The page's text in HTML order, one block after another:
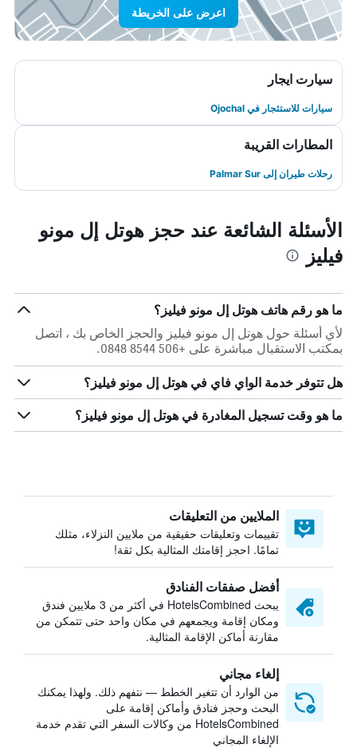
اعرض على الخريطة
سيارت ايجار
سيارات للاستئجار في Ojochal
المطارات القريبة
رحلات طيران إلى Palmar Sur
الأسئلة الشائعة عند حجز هوتل إل مونو
فيليز
ما هو رقم هاتف هوتل إل مونو فيليز؟
لأي أسئلة حول هوتل إل مونو فيليز والحجز الخاص بك ، اتصل
بمكتب الاستقبال مباشرة على +506 8544 0848.
هل تتوفر خدمة الواي فاي في هوتل إل مونو فيليز؟
ما هو وقت تسجيل المغادرة في هوتل إل مونو فيليز؟
الملايين من التعليقات
تقييمات وتعليقات حقيقية من ملايين النزلاء، مثلك
تمامًا. احجز إقامتك المثالية بكل ثقة!
أفضل صفقات الفنادق
يبحث HotelsCombined في أكثر من 3 ملايين فندق
ومكان إقامة ويجمعهم في مكان واحد حتى تتمكن من
مقارنة أماكن الإقامة المثالية.
إلغاء مجاني
من الوارد أن تتغير الخطط — نتفهم ذلك. ولهذا يمكنك
البحث وحجز فنادق وأماكن إقامة على
HotelsCombined من وكالات السفر التي تقدم خدمة
الإلغاء المجاني